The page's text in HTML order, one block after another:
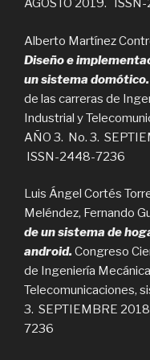
AGOSTO 2019.
Alberto Martínez
Diseño e
un sistema domótico.
de las carreras de
Industrial y
AÑO 3. No. 3.
ISSN-2448-7236
Luis Ángel Cortés
Meléndez, Fernando
de un sistema de
android. Congreso
de Ingeniería
Telecomunicaciones,
3. SEPTIEMBRE
7236